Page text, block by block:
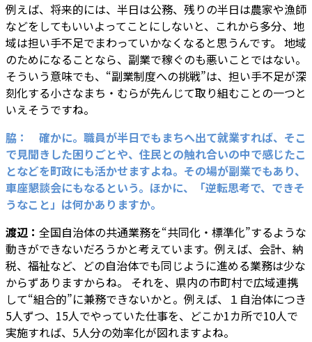
例えば、将来的には、半日は公務、残りの半日は農家や漁師
などをしてもいいよってことにしないと、これから多分、地
域は担い手不足でまわっていかなくなると思うんです。 地域
のためになることなら、副業で稼ぐのも悪いことではない。
そういう意味でも、“副業制度への挑戦”は、担い手不足が深
刻化する小さなまち・むらが先んじて取り組むことの一つと
いえそうですね。
脇： 確かに。職員が半日でもまちへ出て就業すれば、そこ
で見聞きした困りごとや、住民との触れ合いの中で感じたこ
となどを町政にも活かせますよね。その場が副業でもあり、
車座懇談会にもなるという。ほかに、「逆転思考で、できそ
うなこと」は何かありますか。
渡辺： 全国自治体の共通業務を“共同化・標準化”するような
動きができないだろうかと考えています。例えば、会計、納
税、福祉など、どの自治体でも同じように進める業務は少な
からずありますからね。 それを、県内の市町村で広域連携
して“組合的”に兼務できないかと。例えば、１自治体につき
5人ずつ、15人でやっていた仕事を、どこか1カ所で10人で
実施すれば、5人分の効率化が図れますよね。